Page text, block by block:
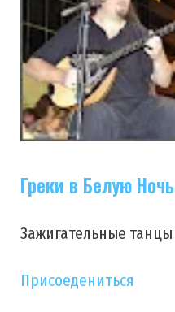
Греки в Белую Ночь
Зажигательные танцы
Присоедениться